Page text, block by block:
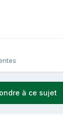
à ce sujet